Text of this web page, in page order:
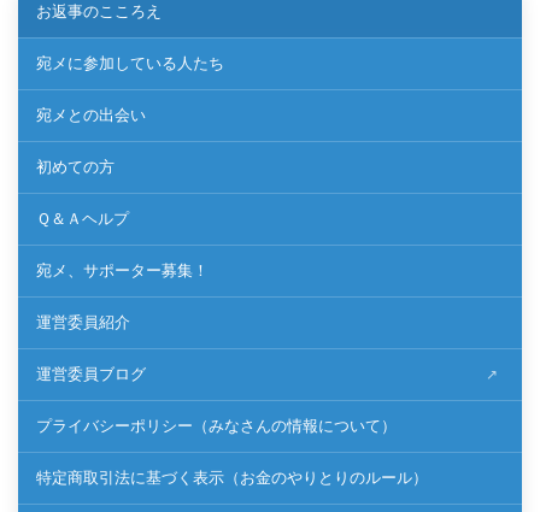
お返事のこころえ
宛メに参加している人たち
宛メとの出会い
初めての方
Ｑ＆Ａヘルプ
宛メ、サポーター募集！
運営委員紹介
運営委員ブログ
プライバシーポリシー（みなさんの情報について）
特定商取引法に基づく表示（お金のやりとりのルール）